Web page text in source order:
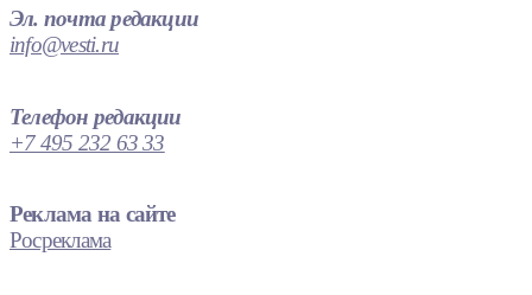
Эл. почта редакции
info@vesti.ru
Телефон редакции
+7 495 232 63 33
Реклама на сайте
Росреклама